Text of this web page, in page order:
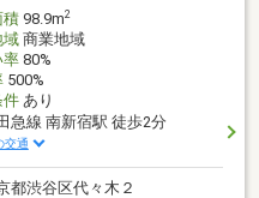
積98.9m2
域商業地域
率80%
500%
件あり
急線 南新宿駅 徒歩2分
交通
都渋谷区代々木２